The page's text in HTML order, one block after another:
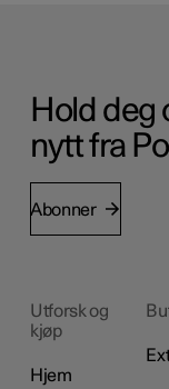
Hold deg
nytt fra
Abonner
Utforsk og
kjøp
Hjem